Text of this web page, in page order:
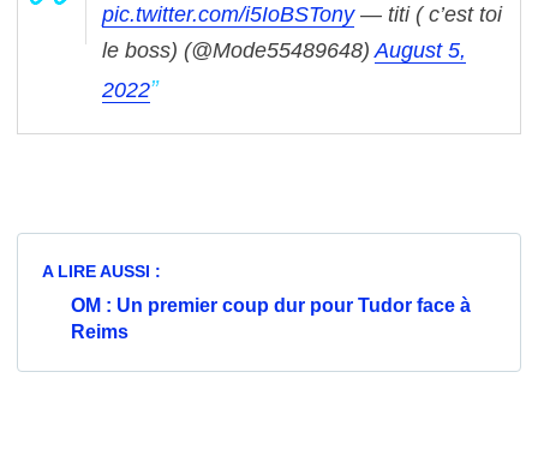
pic.twitter.com/i5IoBSTony — titi ( c’est toi
le boss) (@Mode55489648) August 5,
2022
A LIRE AUSSI :
OM : Un premier coup dur pour Tudor face à
Reims